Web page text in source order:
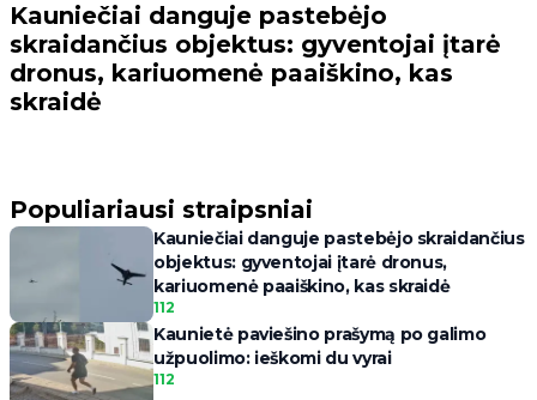
Kauniečiai danguje pastebėjo
skraidančius objektus: gyventojai įtarė
dronus, kariuomenė paaiškino, kas
skraidė
Populiariausi straipsniai
Kauniečiai danguje pastebėjo skraidančius
objektus: gyventojai įtarė dronus,
kariuomenė paaiškino, kas skraidė
112
Kaunietė paviešino prašymą po galimo
užpuolimo: ieškomi du vyrai
112